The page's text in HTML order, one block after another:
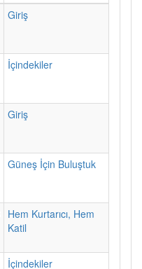
Giriş
İçindekiler
Giriş
Güneş İçin Buluştuk
Hem Kurtarıcı, Hem
Katil
İçindekiler